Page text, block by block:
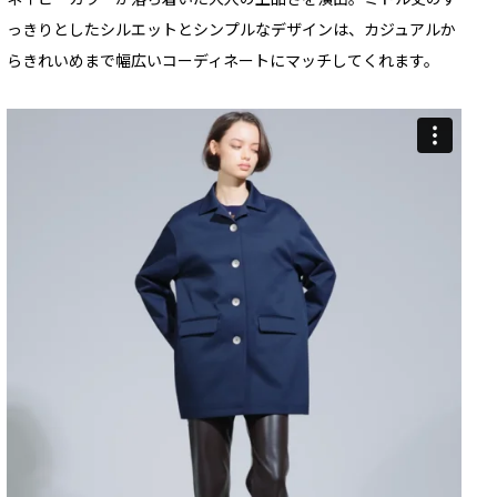
っきりとしたシルエットとシンプルなデザインは、カジュアルか
らきれいめまで幅広いコーディネートにマッチしてくれます。